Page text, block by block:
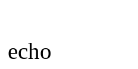
echo